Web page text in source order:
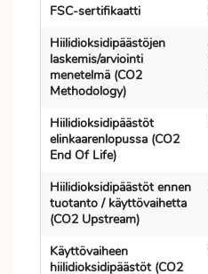
FSC-sertifikaatti
Hiilidioksidipäästöjen
laskemis/arviointi
menetelmä (CO2
Methodology)
Hiilidioksidipäästöt
elinkaarenlopussa (CO2
End Of Life)
Hiilidioksidipäästöt ennen
tuotanto / käyttövaihetta
(CO2 Upstream)
Käyttövaiheen
hiilidioksidipäästöt (CO2